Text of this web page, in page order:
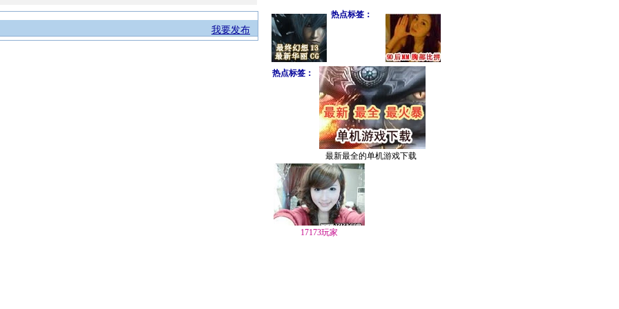
我要发布
热点标签：
热点标签：
最新最全的单机游戏下载
17173玩家